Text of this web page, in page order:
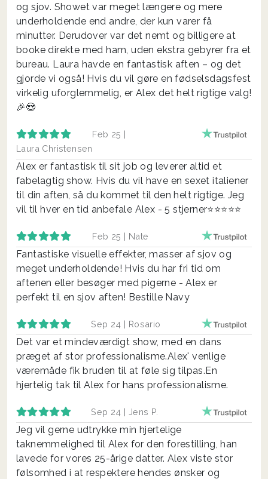
og sjov. Showet var meget længere og mere
underholdende end andre, der kun varer få
minutter. Derudover var det nemt og billigere at
booke direkte med ham, uden ekstra gebyrer fra et
bureau. Laura havde en fantastisk aften – og det
gjorde vi også! Hvis du vil gøre en fødselsdagsfest
virkelig uforglemmelig, er Alex det helt rigtige valg!
🎉😍
Feb 25 |
Laura Christensen
Alex er fantastisk til sit job og leverer altid et
fabelagtig show. Hvis du vil have en sexet italiener
til din aften, så du kommet til den helt rigtige. Jeg
vil til hver en tid anbefale Alex - 5 stjerner⭐️⭐️⭐️⭐️⭐️
Feb 25 | Nate
Fantastiske visuelle effekter, masser af sjov og
meget underholdende! Hvis du har fri tid om
aftenen eller besøger med pigerne - Alex er
perfekt til en sjov aften! Bestille Navy
Sep 24 | Rosario
Det var et mindeværdigt show, med en dans
præget af stor professionalisme.Alex' venlige
væremåde fik bruden til at føle sig tilpas.En
hjertelig tak til Alex for hans professionalisme.
Sep 24 | Jens P.
Jeg vil gerne udtrykke min hjertelige
taknemmelighed til Alex for den forestilling, han
lavede for vores 25-årige datter. Alex viste stor
følsomhed i at respektere hendes ønsker og